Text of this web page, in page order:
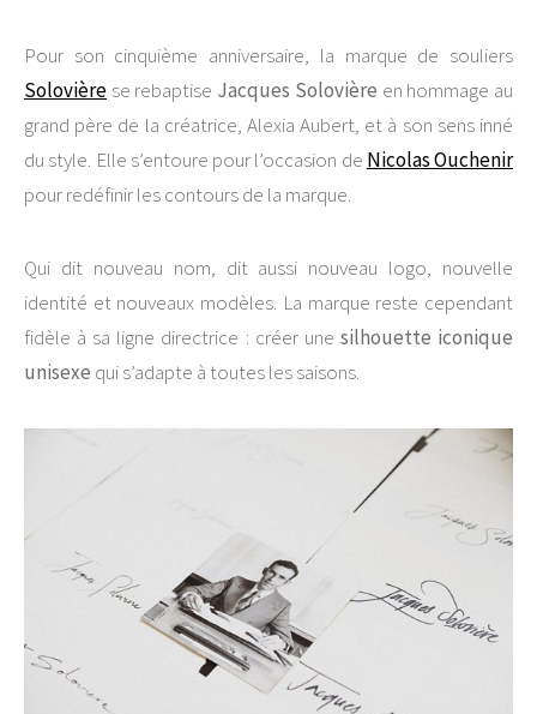
Pour son cinquième anniversaire, la marque de souliers
Solovière se rebaptise Jacques Solovière en hommage au
grand père de la créatrice, Alexia Aubert, et à son sens inné
du style. Elle s’entoure pour l’occasion de Nicolas Ouchenir
pour redéfinir les contours de la marque.
Qui dit nouveau nom, dit aussi nouveau logo, nouvelle
identité et nouveaux modèles. La marque reste cependant
fidèle à sa ligne directrice : créer une silhouette iconique
unisexe qui s’adapte à toutes les saisons.